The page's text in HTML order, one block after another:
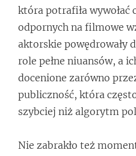
która potrafiła
odpornych na filmowe
aktorskie powędrowały
role pełne niuansów, a
docenione zarówno
publiczność, która
szybciej niż algorytm
Nie zabrakło też